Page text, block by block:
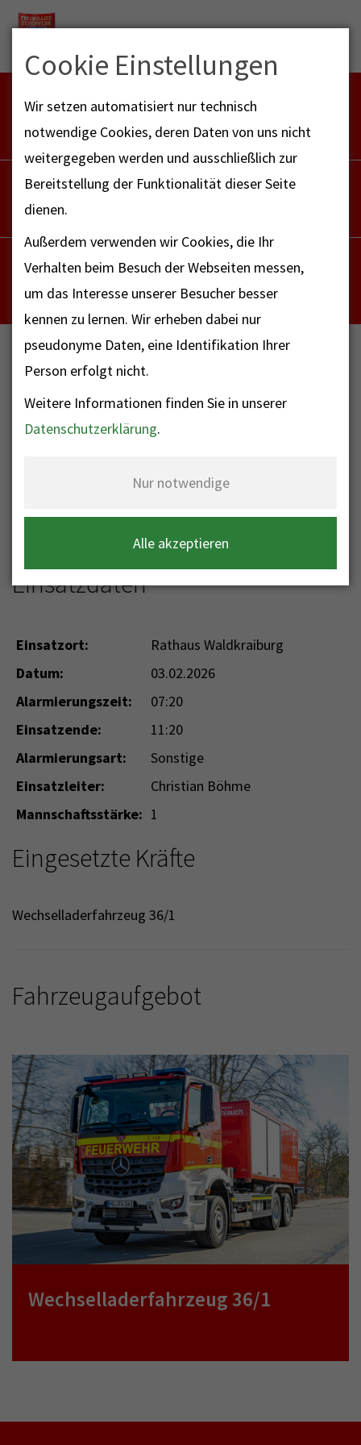
Menu
FEUERWEHR NOTFALL-RETTUNGSDIENST
112
POLIZEI
NOTRUF - FAX FÜR HÖRBEHINDERTE
112
Nr. 38 - Sonstige
Hilfeleistung FW
Einsatzkategorie: Sonstige Hilfeleistung
Einsatzart: Sonstige Hilfeleistung FW
Einsatzdaten
Einsatzort:
Rathaus Waldkraiburg
Datum:
03.02.2026
Alarmierungszeit:
07:20
Einsatzende:
11:20
Alarmierungsart:
Sonstige
Einsatzleiter:
Christian Böhme
Mannschaftsstärke: 1
Eingesetzte Kräfte
Wechselladerfahrzeug 36/1
Fahrzeugaufgebot
Wechselladerfahrzeug 36/1
Cookie Einstellungen
Wir setzen automatisiert nur technisch
notwendige Cookies, deren Daten von uns nicht
weitergegeben werden und ausschließlich zur
Bereitstellung der Funktionalität dieser Seite
dienen.
Außerdem verwenden wir Cookies, die Ihr
Verhalten beim Besuch der Webseiten messen,
um das Interesse unserer Besucher besser
kennen zu lernen. Wir erheben dabei nur
pseudonyme Daten, eine Identifikation Ihrer
Person erfolgt nicht.
Weitere Informationen finden Sie in unserer
Datenschutzerklärung.
Nur notwendige
Alle akzeptieren